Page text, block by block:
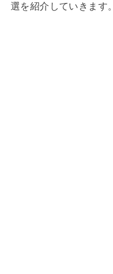
選を紹介していきます。